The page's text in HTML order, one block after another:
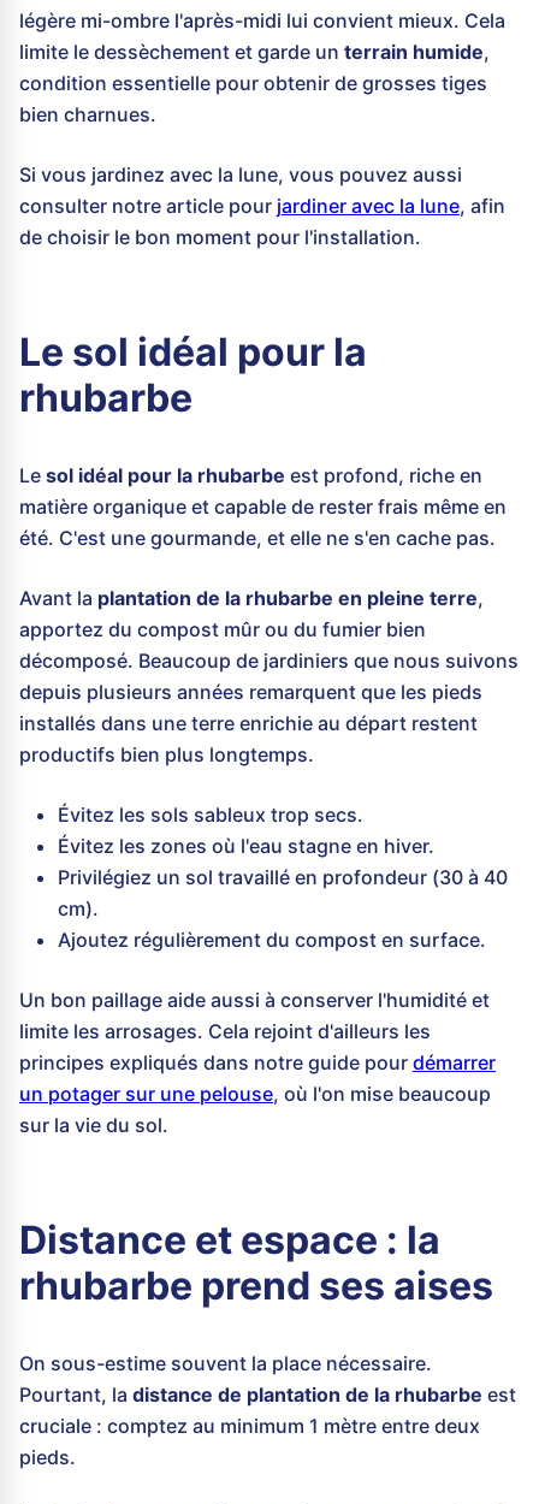
légère mi-ombre l'après-midi lui convient mieux. Cela
limite le dessèchement et garde un terrain humide,
condition essentielle pour obtenir de grosses tiges
bien charnues.
Si vous jardinez avec la lune, vous pouvez aussi
consulter notre article pour jardiner avec la lune, afin
de choisir le bon moment pour l'installation.
Le sol idéal pour la
rhubarbe
Le sol idéal pour la rhubarbe est profond, riche en
matière organique et capable de rester frais même en
été. C'est une gourmande, et elle ne s'en cache pas.
Avant la plantation de la rhubarbe en pleine terre,
apportez du compost mûr ou du fumier bien
décomposé. Beaucoup de jardiniers que nous suivons
depuis plusieurs années remarquent que les pieds
installés dans une terre enrichie au départ restent
productifs bien plus longtemps.
Évitez les sols sableux trop secs.
Évitez les zones où l'eau stagne en hiver.
Privilégiez un sol travaillé en profondeur (30 à 40
cm).
Ajoutez régulièrement du compost en surface.
Un bon paillage aide aussi à conserver l'humidité et
limite les arrosages. Cela rejoint d'ailleurs les
principes expliqués dans notre guide pour démarrer
un potager sur une pelouse, où l'on mise beaucoup
sur la vie du sol.
Distance et espace : la
rhubarbe prend ses aises
On sous-estime souvent la place nécessaire.
Pourtant, la distance de plantation de la rhubarbe est
cruciale : comptez au minimum 1 mètre entre deux
pieds.